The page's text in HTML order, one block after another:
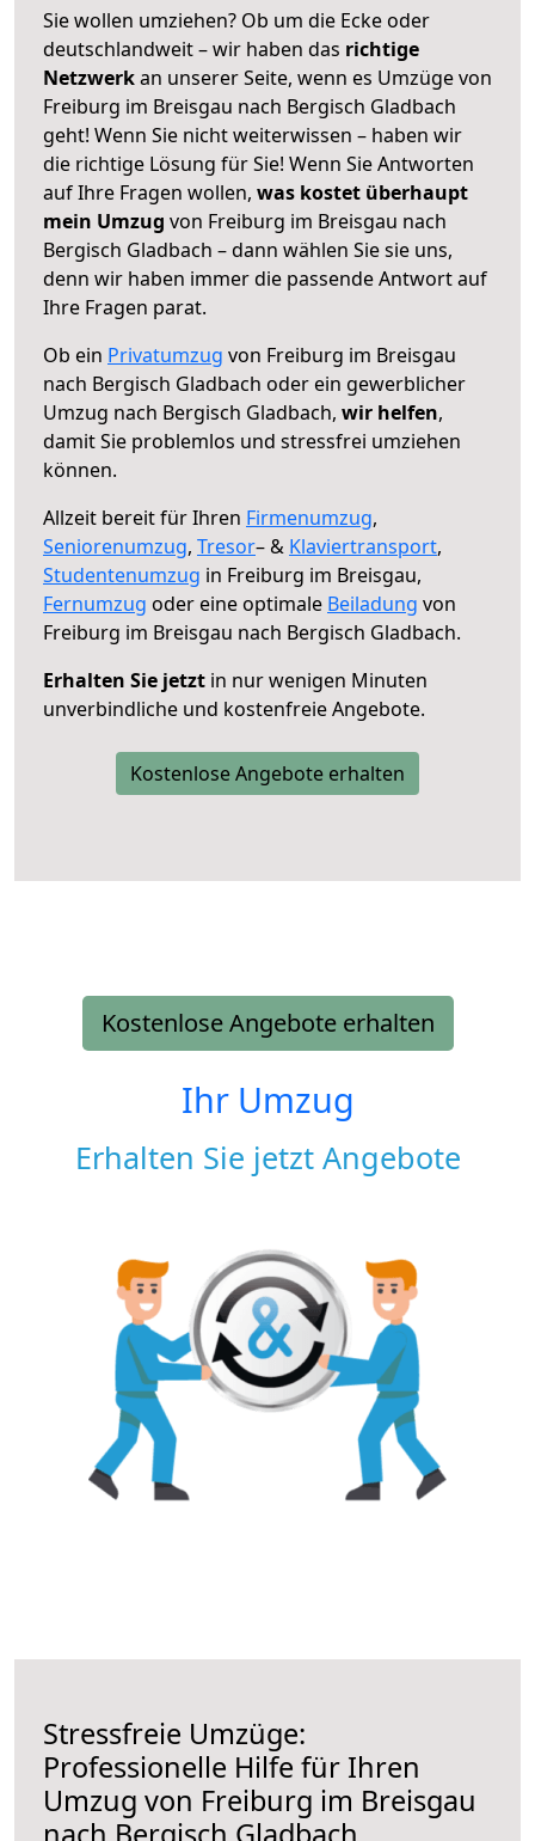
Sie wollen umziehen? Ob um die Ecke oder
deutschlandweit – wir haben das richtige
Netzwerkan unserer Seite, wenn es Umzüge von
Freiburg im Breisgau nach Bergisch Gladbach
geht! Wenn Sie nicht weiterwissen – haben wir
die richtige Lösung für Sie! Wenn Sie Antworten
auf Ihre Fragen wollen, was kostet überhaupt
mein Umzug von Freiburg im Breisgau nach
Bergisch Gladbach – dann wählen Sie sie uns,
denn wir haben immer die passende Antwort auf
Ihre Fragen parat.
Ob ein Privatumzug von Freiburg im Breisgau
nach Bergisch Gladbach oder ein gewerblicher
Umzug nach Bergisch Gladbach, wir helfen,
damit Sie problemlos und stressfrei umziehen
können.
Allzeit bereit für Ihren Firmenumzug,
Seniorenumzug, Tresor– & Klaviertransport,
Studentenumzug in Freiburg im Breisgau,
Fernumzug oder eine optimale Beiladung von
Freiburg im Breisgau nach Bergisch Gladbach.
Erhalten Sie jetzt in nur wenigen Minuten
unverbindliche und kostenfreie Angebote.
Kostenlose Angebote erhalten
Kostenlose Angebote erhalten
Ihr Umzug
Erhalten Sie jetzt Angebote
Stressfreie Umzüge:
Professionelle Hilfe für Ihren
Umzug von Freiburg im Breisgau